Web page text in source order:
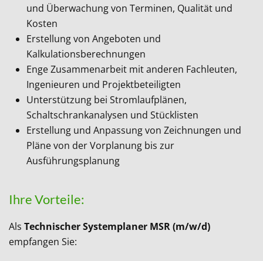
und Überwachung von Terminen, Qualität und
Kosten
Erstellung von Angeboten und
Kalkulationsberechnungen
Enge Zusammenarbeit mit anderen Fachleuten,
Ingenieuren und Projektbeteiligten
Unterstützung bei Stromlaufplänen,
Schaltschrankanalysen und Stücklisten
Erstellung und Anpassung von Zeichnungen und
Pläne von der Vorplanung bis zur
Ausführungsplanung
Ihre Vorteile:
Als Technischer Systemplaner MSR(m/w/d)
empfangen Sie: